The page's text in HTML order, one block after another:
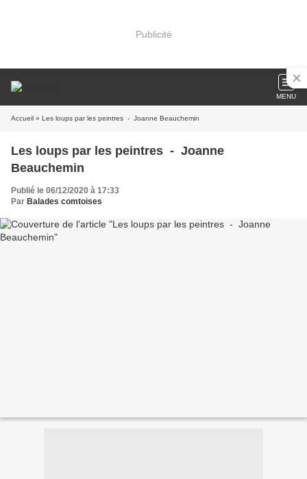
Publicité
MENU
Accueil » Les loups par les peintres - Joanne Beauchemin
Les loups par les peintres - Joanne
Beauchemin
Publié le 06/12/2020 à 17:33
Par Balades comtoises